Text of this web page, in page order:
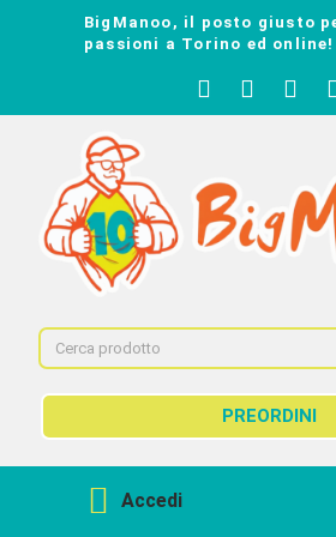
BigManoo, il posto giusto
passioni a Torino ed online!
PREORDINI
Accedi